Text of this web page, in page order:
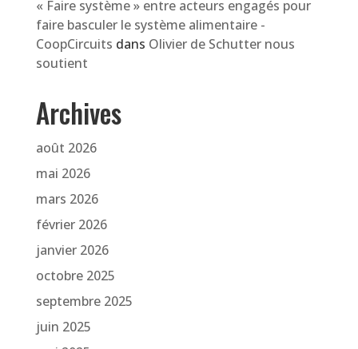
« Faire système » entre acteurs engagés pour
faire basculer le système alimentaire -
CoopCircuits dans Olivier de Schutter nous
soutient
Archives
août 2026
mai 2026
mars 2026
février 2026
janvier 2026
octobre 2025
septembre 2025
juin 2025